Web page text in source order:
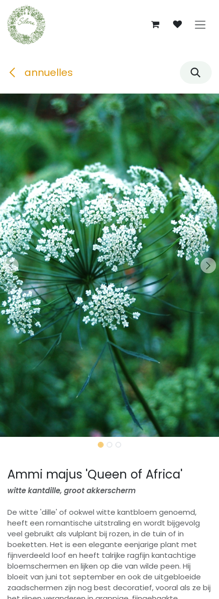
Se rendre au contenu
annuelles
Ammi majus 'Queen of Africa'
witte kantdille, groot akkerscherm
De witte 'dille' of ookwel witte kantbloem genoemd,
heeft een romantische uitstraling en wordt bijgevolg
veel gebruikt als vulplant bij rozen, in de tuin of in
boeketten. Het is een elegante eenjarige plant met
fijnverdeeld loof en heeft talrijke ragfijn kantachtige
bloemschermen en lijken op die van wilde peen. Hij
bloeit van juni tot september en ook de uitgebloeide
zaadschermen zijn nog best decoratief, vooral als ze bij